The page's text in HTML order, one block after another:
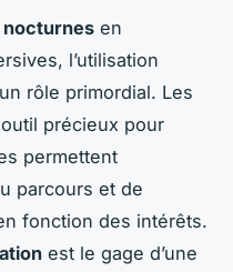
en
l’utilisation
rôle primordial. Les
précieux pour
permettent
parcours et de
fonction des intérêts.
est le gage d’une